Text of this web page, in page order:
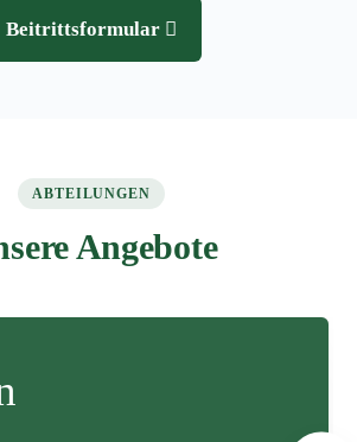
Beitrittsformular
ABTEILUNGEN
Angebote